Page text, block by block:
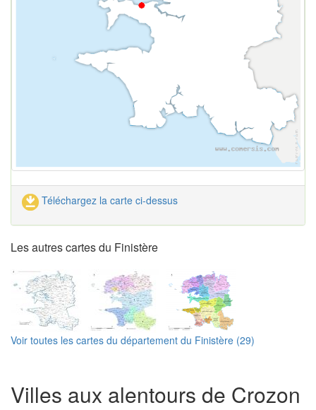
Téléchargez la carte ci-dessus
Les autres cartes du Finistère
Voir toutes les cartes du département du Finistère (29)
Villes aux alentours de Crozon